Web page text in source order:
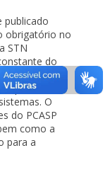
publicado
obrigatório no
STN
do
para os
para
O
do PCASP
como a
para a